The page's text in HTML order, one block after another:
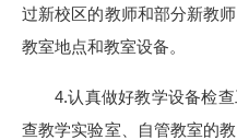
过新校区的教师和部分新教
教室地点和教室设备。
4.认真做好教学设备检
查教学实验室、自管教室的